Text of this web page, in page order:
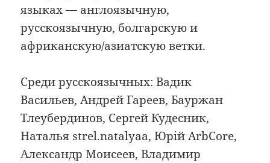
языках — англоязычную,
русскоязычную, болгарскую и
африканскую/азиатскую ветки.
Среди русскоязычных: Вадик
Васильев, Андрей Гареев, Бауржан
Тлеубердинов, Сергей Кудесник,
Наталья strel.natalyaa, Юрій ArbCore,
Александр Моисеев, Владимир